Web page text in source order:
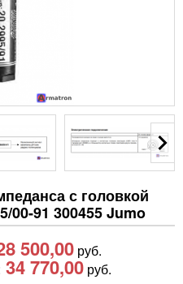
с головкой
91 300455 Jumo
500,00руб.
34 770,00 руб.